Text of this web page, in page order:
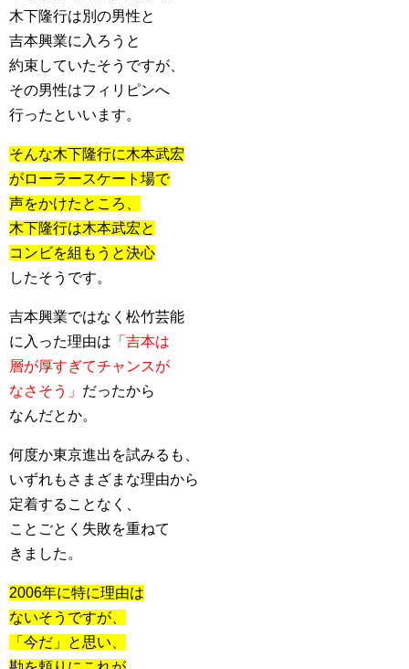
木下隆行は別の男性と
吉本興業に入ろうと
約束していたそうですが、
その男性はフィリピンへ
行ったといいます。
そんな木下隆行に木本武宏
がローラースケート場で
声をかけたところ、
木下隆行は木本武宏と
コンビを組もうと決心
したそうです。
吉本興業ではなく松竹芸能
に入った理由は 「吉本は
層が厚すぎてチャンスが
なさそう」 だったから
なんだとか。
何度か東京進出を試みるも、
いずれもさまざまな理由から
定着することなく、
ことごとく失敗を重ねて
きました。
2006年に特に理由は
ないそうですが、
「今だ」と思い、